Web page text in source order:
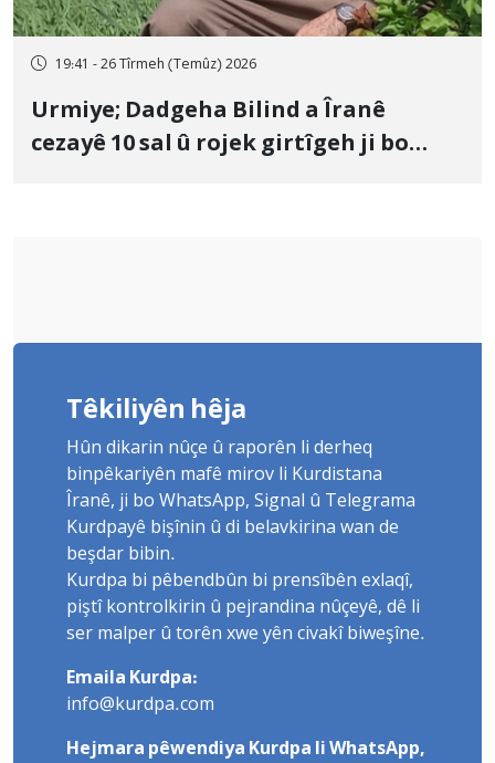
19:41 - 26 Tîrmeh (Temûz) 2026
Urmiye; Dadgeha Bilind a Îranê
cezayê 10 sal û rojek girtîgeh ji bo
Têkiliyên hêja
Hûn dikarin nûçe û raporên li derheq
binpêkariyên mafê mirov li Kurdistana
Îranê, ji bo WhatsApp, Signal û Telegrama
Kurdpayê bişînin û di belavkirina wan de
beşdar bibin.
Kurdpa bi pêbendbûn bi prensîbên exlaqî,
piştî kontrolkirin û pejrandina nûçeyê, dê li
ser malper û torên xwe yên civakî biweşîne.
Emaila Kurdpa:
info@kurdpa.com
Hejmara pêwendiya Kurdpa li WhatsApp,